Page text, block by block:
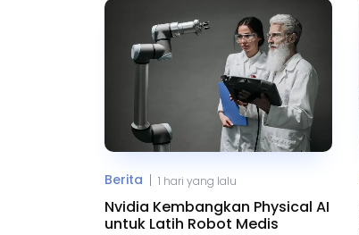
Berita | 1 hari yang lalu
Nvidia Kembangkan Physical AI
untuk Latih Robot Medis